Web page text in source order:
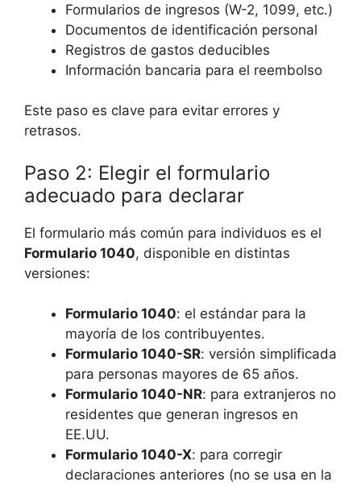
Formularios de ingresos (W-2, 1099, etc.)
Documentos de identificación personal
Registros de gastos deducibles
Información bancaria para el reembolso
Este paso es clave para evitar errores y
retrasos.
Paso 2: Elegir el formulario
adecuado para declarar
El formulario más común para individuos es el
Formulario 1040, disponible en distintas
versiones:
Formulario 1040: el estándar para la
mayoría de los contribuyentes.
Formulario 1040-SR: versión simplificada
para personas mayores de 65 años.
Formulario 1040-NR: para extranjeros no
residentes que generan ingresos en
EE.UU.
Formulario 1040-X: para corregir
declaraciones anteriores (no se usa en la